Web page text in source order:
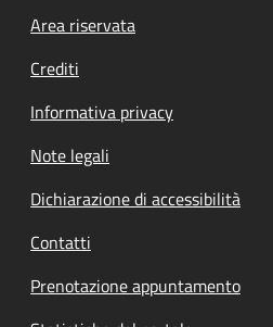
Footer menu
Area riservata
Crediti
Informativa privacy
Note legali
Dichiarazione di accessibilità
Contatti
Prenotazione appuntamento